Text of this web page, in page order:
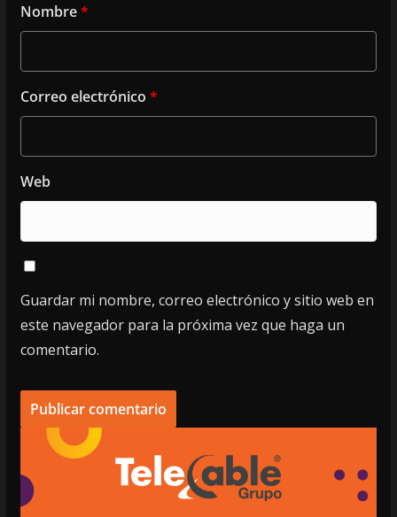
Nombre*
Correo electrónico *
Web
Guardar mi nombre, correo electrónico y sitio web en
este navegador para la próxima vez que haga un
comentario.